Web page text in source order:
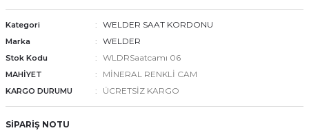
Pili
Kordonları
Kategori WELDER SAAT KORDONU
Marka WELDER
Stok Kodu WLDRSaatcamı 06
MAHİYET MİNERAL RENKLİ CAM
KARGO DURUMU ÜCRETSİZ KARGO
SİPARİŞ NOTU